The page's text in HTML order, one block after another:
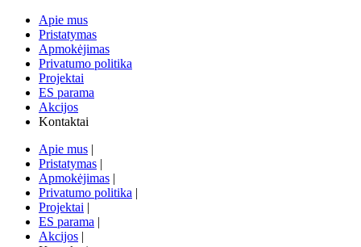
Apie mus
Pristatymas
Apmokėjimas
Privatumo politika
Projektai
ES parama
Akcijos
Kontaktai
Apie mus |
Pristatymas |
Apmokėjimas |
Privatumo politika |
Projektai |
ES parama |
Akcijos |